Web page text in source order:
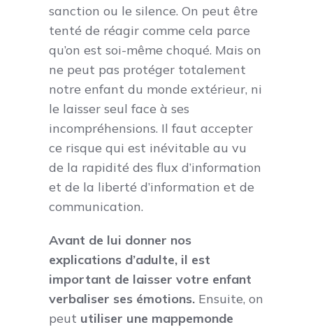
sanction ou le silence. On peut être
tenté de réagir comme cela parce
qu’on est soi-même choqué. Mais on
ne peut pas protéger totalement
notre enfant du monde extérieur, ni
le laisser seul face à ses
incompréhensions. Il faut accepter
ce risque qui est inévitable au vu
de la rapidité des flux d’information
et de la liberté d’information et de
communication.
Avant de lui donner nos
explications d’adulte, il est
important de laisser votre enfant
verbaliser ses émotions. Ensuite, on
peut utiliser une mappemonde